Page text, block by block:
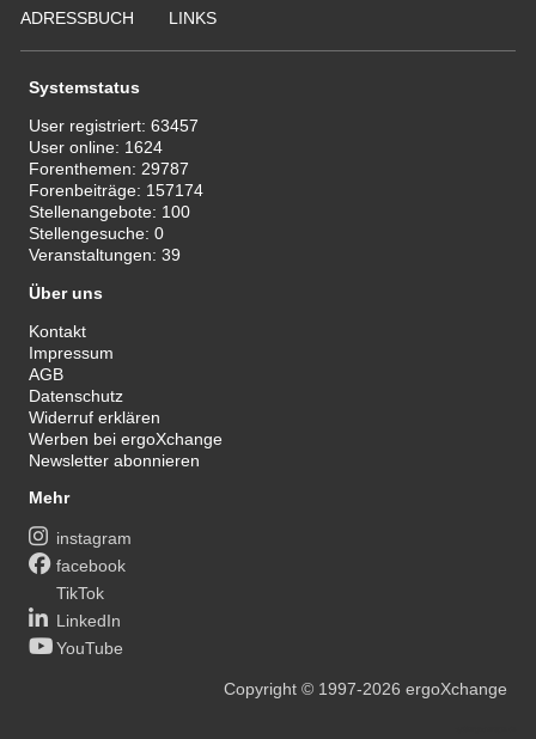
ADRESSBUCH
LINKS
Systemstatus
User registriert:63457
User online: 1624
Forenthemen: 29787
Forenbeiträge: 157174
Stellenangebote: 100
Stellengesuche:0
Veranstaltungen:39
Über uns
Kontakt
Impressum
AGB
Datenschutz
Widerruf erklären
Werben bei ergoXchange
Newsletter abonnieren
Mehr
instagram
facebook
TikTok
LinkedIn
YouTube
Copyright© 1997-2026 ergoXchange